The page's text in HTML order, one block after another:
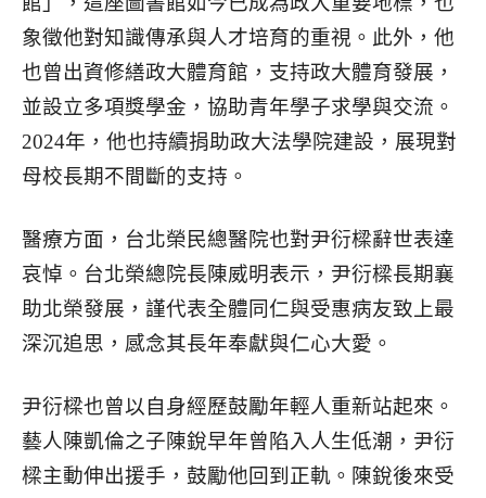
象徵他對知識傳承與人才培育的重視。此外，他
也曾出資修繕政大體育館，支持政大體育發展，
並設立多項獎學金，協助青年學子求學與交流。
2024年，他也持續捐助政大法學院建設，展現對
母校長期不間斷的支持。
醫療方面，台北榮民總醫院也對尹衍樑辭世表達
哀悼。台北榮總院長陳威明表示，尹衍樑長期襄
助北榮發展，謹代表全體同仁與受惠病友致上最
深沉追思，感念其長年奉獻與仁心大愛。
尹衍樑也曾以自身經歷鼓勵年輕人重新站起來。
藝人陳凱倫之子陳銳早年曾陷入人生低潮，尹衍
樑主動伸出援手，鼓勵他回到正軌。陳銳後來受